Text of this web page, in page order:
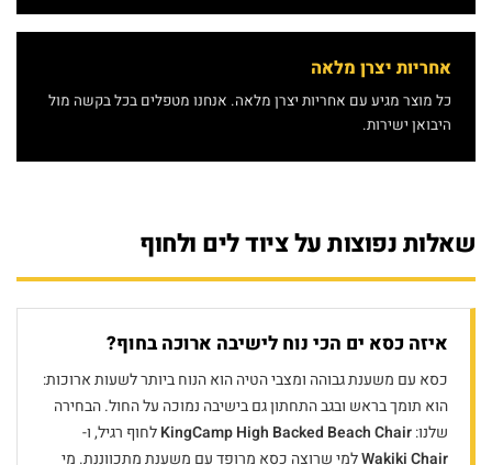
אחריות יצרן מלאה
כל מוצר מגיע עם אחריות יצרן מלאה. אנחנו מטפלים בכל בקשה מול
היבואן ישירות.
שאלות נפוצות על ציוד לים ולחוף
איזה כסא ים הכי נוח לישיבה ארוכה בחוף?
כסא עם משענת גבוהה ומצבי הטיה הוא הנוח ביותר לשעות ארוכות:
הוא תומך בראש ובגב התחתון גם בישיבה נמוכה על החול. הבחירה
שלנו:KingCamp High Backed Beach Chairלחוף רגיל, ו-
Wakiki Chairלמי שרוצה כסא מרופד עם משענת מתכווננת. מי